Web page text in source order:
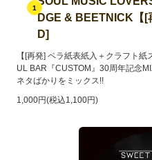
1
DGE & BEETNICK【[
D]
【[再発] ペラ紙表紙入＋クラフト
UL BAR『CUSTOM』30周年記念
ネタばかりをミックス!!
1,000円(税込1,100円)